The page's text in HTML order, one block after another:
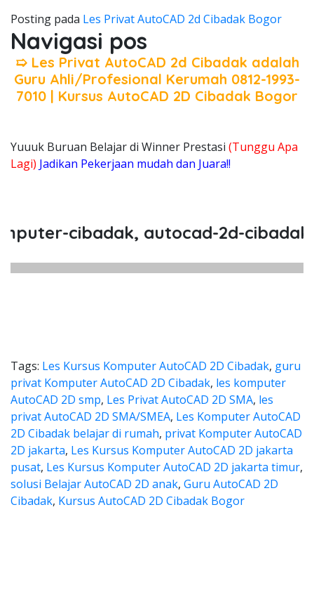
Posting pada Les Privat AutoCAD 2d Cibadak Bogor
Navigasi pos
➯ Les Privat AutoCAD 2d Cibadak adalah
Guru Ahli/Profesional Kerumah 0812-1993-
7010 | Kursus AutoCAD 2D Cibadak Bogor
Yuuuk Buruan Belajar di Winner Prestasi (Tunggu Apa
Lagi) Jadikan Pekerjaan mudah dan Juara!!
cibadak, autocad-2d-cibadak,
Tags: Les Kursus Komputer AutoCAD 2D Cibadak, guru
privat Komputer AutoCAD 2D Cibadak, les komputer
AutoCAD 2D smp, Les Privat AutoCAD 2D SMA, les
privat AutoCAD 2D SMA/SMEA, Les Komputer AutoCAD
2D Cibadak belajar di rumah, privat Komputer AutoCAD
2D jakarta, Les Kursus Komputer AutoCAD 2D jakarta
pusat, Les Kursus Komputer AutoCAD 2D jakarta timur,
solusi Belajar AutoCAD 2D anak, Guru AutoCAD 2D
Cibadak, Kursus AutoCAD 2D Cibadak Bogor